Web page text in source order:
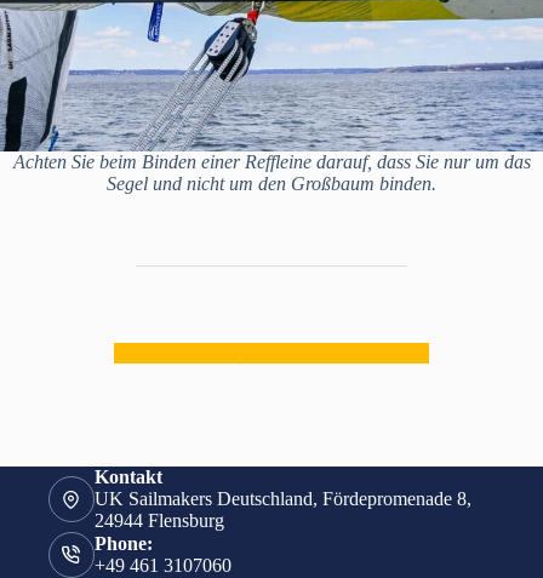
Achten Sie beim Binden einer Reffleine darauf, dass Sie nur um das
Segel und nicht um den Großbaum binden.
Kontakt
UK Sailmakers Deutschland, Fördepromenade 8,
24944 Flensburg
Phone:
+49 461 3107060